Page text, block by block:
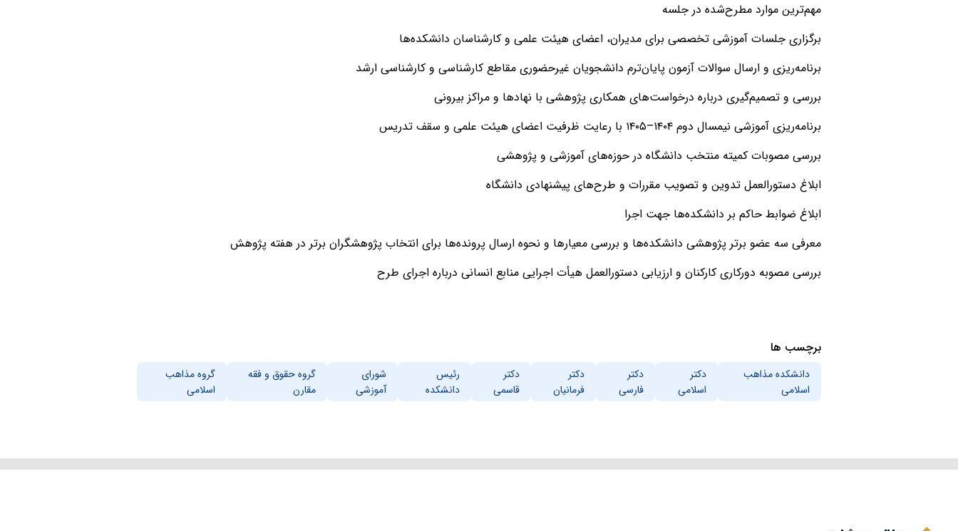
مهم‌ترین موارد مطرح‌شده در جلسه
برگزاری جلسات آموزشی تخصصی برای مدیران، اعضای هیئت علمی و کارشناسان دانشکده‌ها
برنامه‌ریزی و ارسال سوالات آزمون پایان‌ترم دانشجویان غیرحضوری مقاطع کارشناسی و کارشناسی ارشد
بررسی و تصمیم‌گیری درباره درخواست‌های همکاری پژوهشی با نهادها و مراکز بیرونی
برنامه‌ریزی آموزشی نیمسال دوم ۱۴۰۴–۱۴۰۵ با رعایت ظرفیت اعضای هیئت علمی و سقف تدریس
بررسی مصوبات کمیته منتخب دانشگاه در حوزه‌های آموزشی و پژوهشی
ابلاغ دستورالعمل تدوین و تصویب مقررات و طرح‌های پیشنهادی دانشگاه
ابلاغ ضوابط حاکم بر دانشکده‌ها جهت اجرا
معرفی سه عضو برتر پژوهشی دانشکده‌ها و بررسی معیارها و نحوه ارسال پرونده‌ها برای انتخاب پژوهشگران برتر در هفته پژوهش
بررسی مصوبه دورکاری کارکنان و ارزیابی دستورالعمل هیأت اجرایی منابع انسانی درباره اجرای طرح
برچسب ها
دانشکده مذاهب
اسلامی
دکتر
اسلامی
دکتر
فارسی
دکتر
فرمانیان
دکتر
قاسمی
رئیس
دانشکده
شورای
آموزشی
گروه حقوق و فقه
مقارن
گروه مذاهب
اسلامی